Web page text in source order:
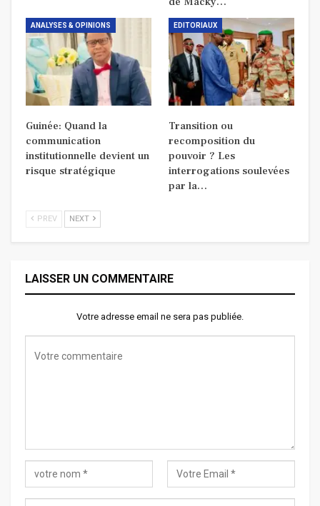
ANALYSES & OPINIONS
Guinée: Quand la
communication
institutionnelle devient un
risque stratégique
EDITORIAUX
Transition ou
recomposition du
pouvoir ? Les
interrogations soulevées
par la…
PREV NEXT
LAISSER UN COMMENTAIRE
Votre adresse email ne sera pas publiée.